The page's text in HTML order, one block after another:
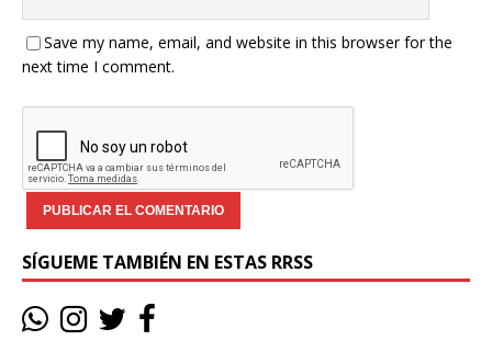
Save my name, email, and website in this browser for the
next time I comment.
SÍGUEME TAMBIÉN EN ESTAS RRSS